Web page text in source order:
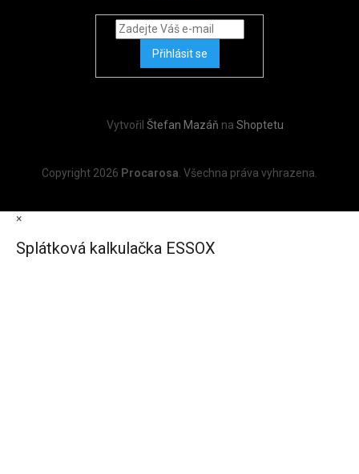
Přihlásit se
Vytvořil Štefan Mazáň na Shoptetu
Copyright 2026 Procarosa . Všechna práva vyhrazena.
×
Splátková kalkulačka ESSOX